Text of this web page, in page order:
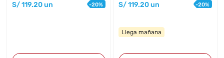
S/119.20 un -20%
S/119.20un -20%
Llega mañana